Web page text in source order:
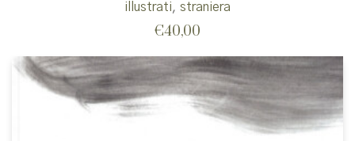
illustrati, straniera
€40,00